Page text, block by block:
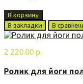
В корзину
В закладки
В
2 220.00 р.
Ролик для йоги